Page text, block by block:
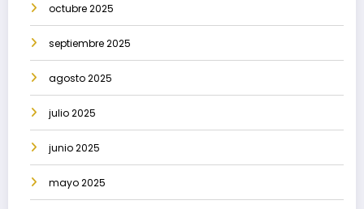
octubre 2025
septiembre 2025
agosto 2025
julio 2025
junio 2025
mayo 2025